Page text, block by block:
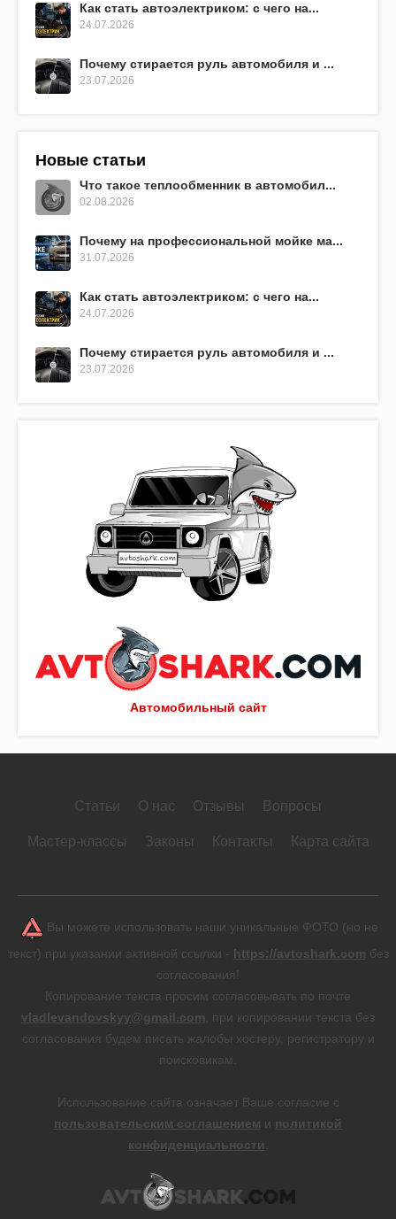
Автомобильный сайт
Как стать автоэлектриком: с чего на...
24.07.2026
Почему стирается руль автомобиля и ...
23.07.2026
Новые статьи
Что такое теплообменник в автомобил...
02.08.2026
Почему на профессиональной мойке ма...
31.07.2026
Как стать автоэлектриком: с чего на...
24.07.2026
Почему стирается руль автомобиля и ...
23.07.2026
Статьи О нас Отзывы Вопросы
Мастер-классы Законы Контакты Карта сайта
Вы можете использовать наши уникальные ФОТО (но не
текст) при указании активной ссылки - https://avtoshark.com без
согласования!
Копирование текста просим согласовывать по почте
vladlevandovskyy@gmail.com , при копировании текста без
согласования будем писать жалобы хостеру, регистратору и
поисковикам.
Использование сайта означает Ваше согласие с
пользовательским соглашением и политикой
конфиденциальности